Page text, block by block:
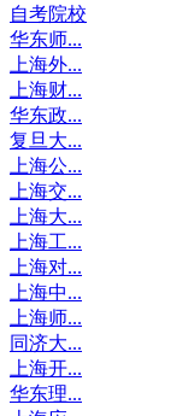
自考院校
华东师...
上海外...
上海财...
华东政...
复旦大...
上海公...
上海交...
上海大...
上海工...
上海对...
上海中...
上海师...
同济大...
上海开...
华东理...